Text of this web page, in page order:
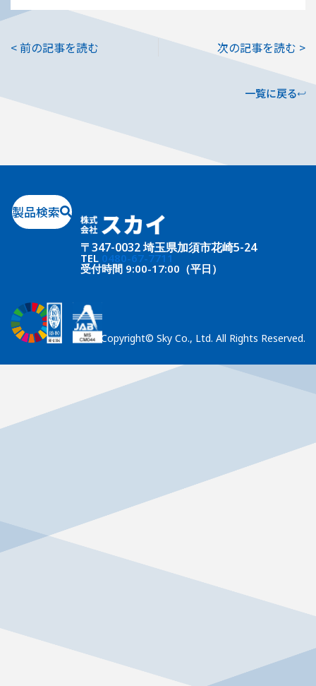
< 前の記事を読む 次の記事を読む >
一覧に戻る
製品検索
〒347-0032 埼玉県加須市花崎5-24
TEL 0480-67-7711
受付時間 9:00-17:00（平日）
Copyright© Sky Co., Ltd. All Rights Reserved.